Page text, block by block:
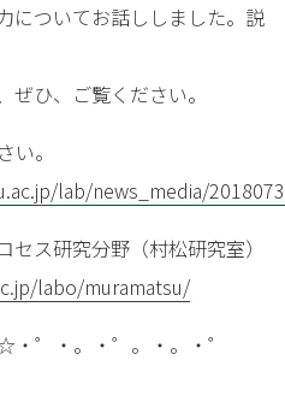
についてお話ししました。説
ひ、ご覧ください。
。
lab/news_media/
ス研究分野（村松研究室）
labo/muramatsu/
・。・゜。・。・゜